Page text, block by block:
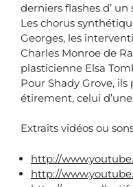
derniers flashes d’ un
Les chorus
Georges, les
Charles Monroe de
plasticienne Elsa
Pour Shady Grove,
étirement, celui
Extraits vidéos ou
http://
http://